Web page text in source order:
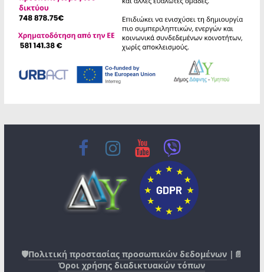
🛡️Πολιτική προστασίας προσωπικών δεδομένων |📄
Όροι χρήσης διαδικτυακών τόπων